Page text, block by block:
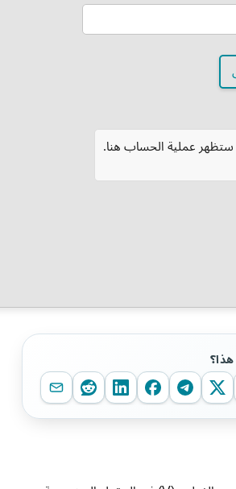
ستظهر عملية الحساب هنا.